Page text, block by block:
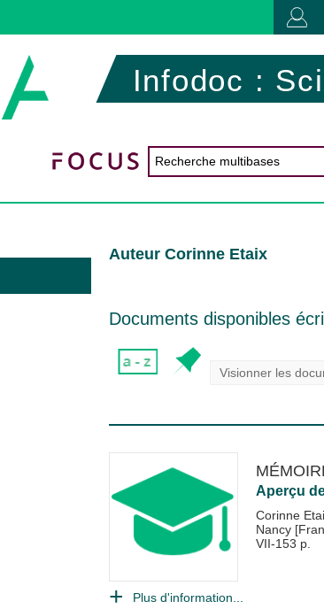
Infodoc :
Auteur Corinne Etaix
Documents disponibles
Visionner les
Aperçu
Corinne
Nancy
VII-153 p.
Plus d'information...